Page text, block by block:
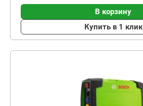
В корзину
Купить в 1 клик